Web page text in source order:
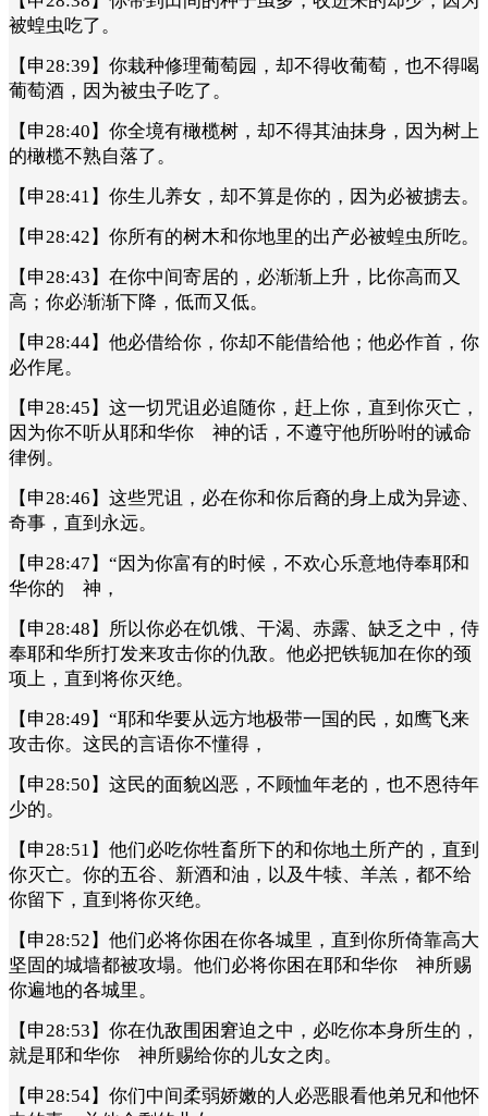
被蝗虫吃了。
【申28:39】你栽种修理葡萄园，却不得收葡萄，也不得喝
葡萄酒，因为被虫子吃了。
【申28:40】你全境有橄榄树，却不得其油抹身，因为树上
的橄榄不熟自落了。
【申28:41】你生儿养女，却不算是你的，因为必被掳去。
【申28:42】你所有的树木和你地里的出产必被蝗虫所吃。
【申28:43】在你中间寄居的，必渐渐上升，比你高而又
高；你必渐渐下降，低而又低。
【申28:44】他必借给你，你却不能借给他；他必作首，你
必作尾。
【申28:45】这一切咒诅必追随你，赶上你，直到你灭亡，
因为你不听从耶和华你 神的话，不遵守他所吩咐的诫命
律例。
【申28:46】这些咒诅，必在你和你后裔的身上成为异迹、
奇事，直到永远。
【申28:47】“因为你富有的时候，不欢心乐意地侍奉耶和
华你的 神，
【申28:48】所以你必在饥饿、干渴、赤露、缺乏之中，侍
奉耶和华所打发来攻击你的仇敌。他必把铁轭加在你的颈
项上，直到将你灭绝。
【申28:49】“耶和华要从远方地极带一国的民，如鹰飞来
攻击你。这民的言语你不懂得，
【申28:50】这民的面貌凶恶，不顾恤年老的，也不恩待年
少的。
【申28:51】他们必吃你牲畜所下的和你地土所产的，直到
你灭亡。你的五谷、新酒和油，以及牛犊、羊羔，都不给
你留下，直到将你灭绝。
【申28:52】他们必将你困在你各城里，直到你所倚靠高大
坚固的城墙都被攻塌。他们必将你困在耶和华你 神所赐
你遍地的各城里。
【申28:53】你在仇敌围困窘迫之中，必吃你本身所生的，
就是耶和华你 神所赐给你的儿女之肉。
【申28:54】你们中间柔弱娇嫩的人必恶眼看他弟兄和他怀